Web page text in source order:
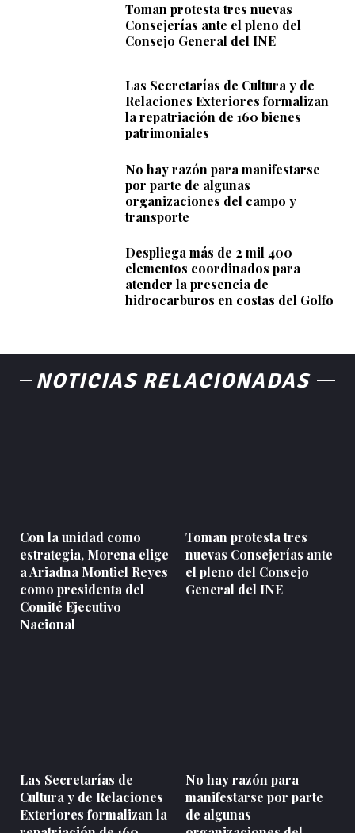
Toman protesta tres nuevas
Consejerías ante el pleno del
Consejo General del INE
Las Secretarías de Cultura y de
Relaciones Exteriores formalizan
la repatriación de 160 bienes
patrimoniales
No hay razón para manifestarse
por parte de algunas
organizaciones del campo y
transporte
Despliega más de 2 mil 400
elementos coordinados para
atender la presencia de
hidrocarburos en costas del Golfo
NOTICIAS RELACIONADAS
Con la unidad como
estrategia, Morena elige
a Ariadna Montiel Reyes
como presidenta del
Comité Ejecutivo
Nacional
Toman protesta tres
nuevas Consejerías ante
el pleno del Consejo
General del INE
Las Secretarías de
Cultura y de Relaciones
Exteriores formalizan la
No hay razón para
manifestarse por parte
de algunas